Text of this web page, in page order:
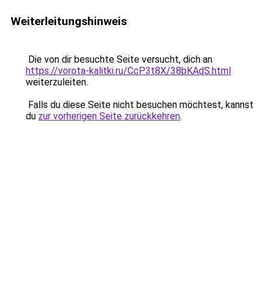
Weiterleitungshinweis
Die von dir besuchte Seite versucht, dich an
https://vorota-kalitki.ru/CcP3t8X/38bKAdS.html
weiterzuleiten.
Falls du diese Seite nicht besuchen möchtest, kannst
du zur vorherigen Seite zurückkehren.